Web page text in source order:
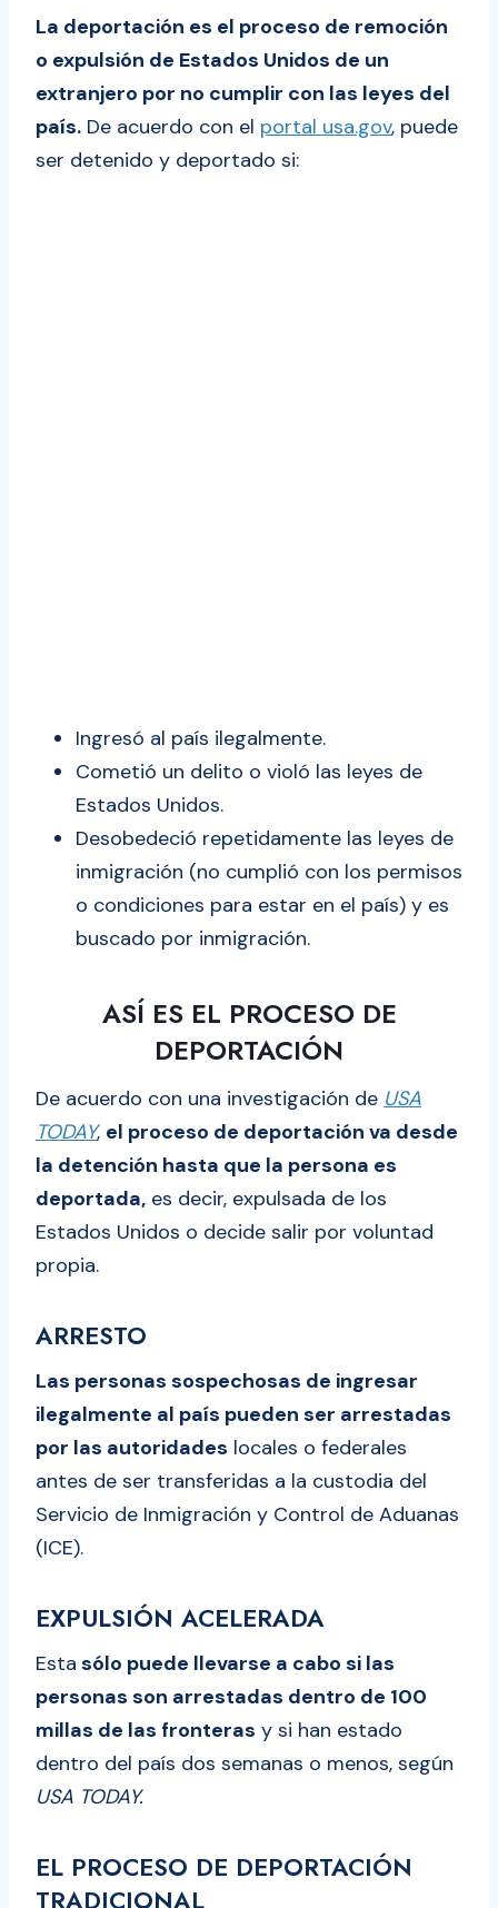
voluntaria
¿Cuánto tiempo dura la
deportación?
¿Qué es un permiso I-212? Todo los que
debes saber
La deportación es el proceso de remoción
o expulsión de Estados Unidos de un
extranjero por no cumplir con las leyes del
país. De acuerdo con el portal usa.gov, puede
ser detenido y deportado si:
Ingresó al país ilegalmente.
Cometió un delito o violó las leyes de
Estados Unidos.
Desobedeció repetidamente las leyes de
inmigración (no cumplió con los permisos
o condiciones para estar en el país) y es
buscado por inmigración.
ASÍ ES EL PROCESO DE
DEPORTACIÓN
De acuerdo con una investigación de USA
TODAY, el proceso de deportación va desde
la detención hasta que la persona es
deportada, es decir, expulsada de los
Estados Unidos o decide salir por voluntad
propia.
ARRESTO
Las personas sospechosas de ingresar
ilegalmente al país pueden ser arrestadas
por las autoridades locales o federales
antes de ser transferidas a la custodia del
Servicio de Inmigración y Control de Aduanas
(ICE).
EXPULSIÓN ACELERADA
Esta sólo puede llevarse a cabo si las
personas son arrestadas dentro de 100
millas de las fronteras y si han estado
dentro del país dos semanas o menos, según
USA TODAY.
EL PROCESO DE DEPORTACIÓN
TRADICIONAL